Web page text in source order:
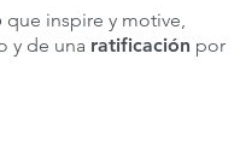
que inspire y motive,
y de una ratificación por